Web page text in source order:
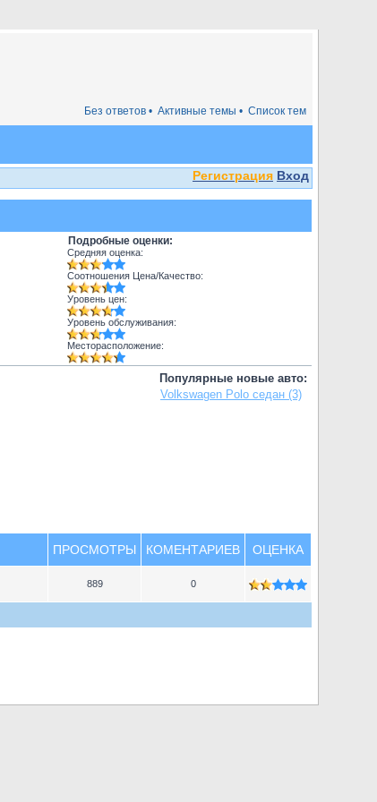
Список тем
Активные темы •
Без ответов •
Регистрация Вход
Подробные оценки:
Средняя оценка:
Соотношения Цена/Качество:
Уровень цен:
Уровень обслуживания:
Месторасположение:
Популярные новые авто:
Volkswagen Polo седан (3)
ПРОСМОТРЫ КОМЕНТАРИЕВ ОЦЕНКА
889 0